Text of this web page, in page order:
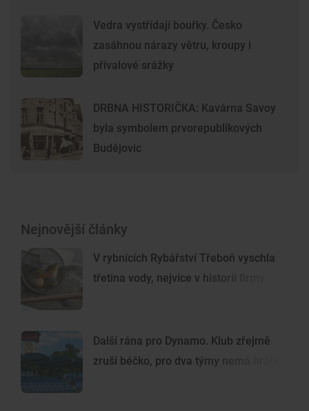
Vedra vystřídají bouřky. Česko
zasáhnou nárazy větru, kroupy i
přívalové srážky
DRBNA HISTORIČKA: Kavárna Savoy
byla symbolem prvorepublikových
Budějovic
Nejnovější články
V rybnících Rybářství Třeboň vyschla
třetina vody, nejvíce v historii firmy
Další rána pro Dynamo. Klub zřejmě
zruší béčko, pro dva týmy nemá hráče